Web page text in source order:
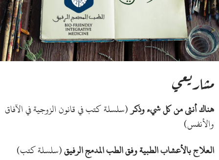
مشاريعي
هناك أنثى من كل شيء وذكر(سلسلة كتب في قانون الزوجية في الآفاق
والأنفس)
العلاج بالأعشاب الطبية وفق الطب المدمج الرفيق(سلسلة كتب)